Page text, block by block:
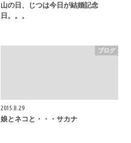
山の日、じつは今日が結婚記念
日。。。
ブログ
2015.8.29
娘とネコと・・・サカナ